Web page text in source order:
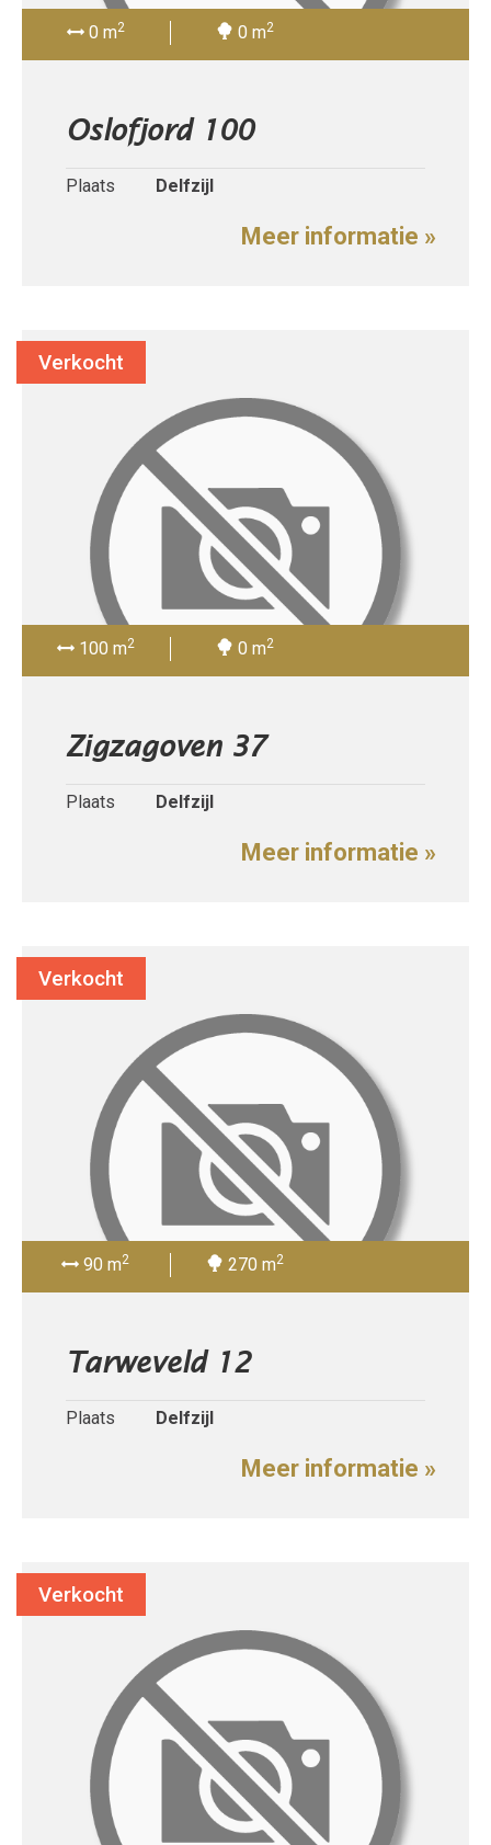
0 m2 0 m2
Oslofjord 100
Plaats Delfzijl
Meer informatie »
100 m2 0 m2
Zigzagoven 37
Plaats Delfzijl
Meer informatie »
Verkocht
90 m2 270 m2
Tarweveld 12
Plaats Delfzijl
Meer informatie »
Verkocht
Verkocht